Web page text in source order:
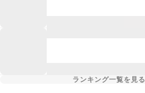
ランキング一覧を見る